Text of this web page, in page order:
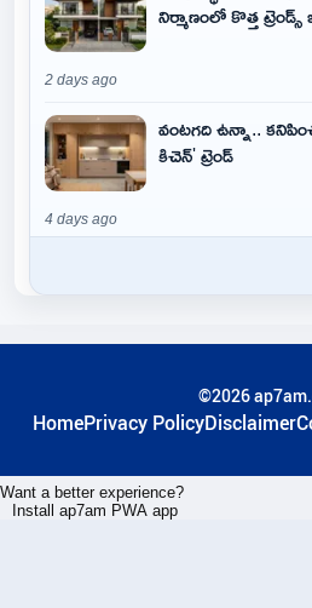
నిర్మాణంలో కొత్త
2 days ago
వంటగది ఉన్నా..
కిచెన్' ట్రెండ్
4 days ago
©2026
HomePrivacy PolicyDisclaimer
Want a better experience?
Install ap7am PWA app